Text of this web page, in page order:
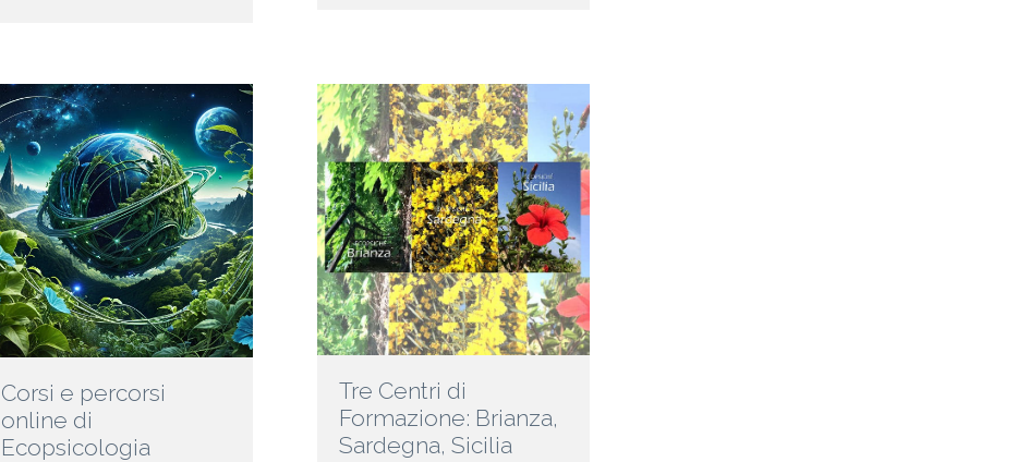
Corsi e percorsi
online di
Ecopsicologia
Tre Centri di
Formazione: Brianza,
Sardegna, Sicilia